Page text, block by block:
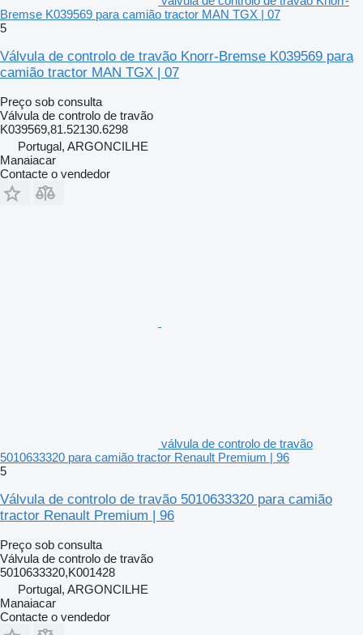
Bremse K039569 para camião tractor MAN TGX | 07
5
Válvula de controlo de travão Knorr-Bremse K039569 para
camião tractor MAN TGX | 07
Preço sob consulta
Válvula de controlo de travão
K039569,81.52130.6298
Portugal, ARGONCILHE
Manaiacar
Contacte o vendedor
válvula de controlo de travão
5010633320 para camião tractor Renault Premium | 96
5
Válvula de controlo de travão 5010633320 para camião
tractor Renault Premium | 96
Preço sob consulta
Válvula de controlo de travão
5010633320,K001428
Portugal, ARGONCILHE
Manaiacar
Contacte o vendedor